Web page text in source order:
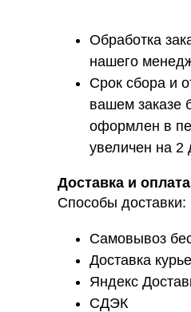
Обработка
нашего
Срок сбора и
вашем заказе
оформлен в
увеличен на 2
Доставка и оплата
Способы доставки:
Самовывоз
Доставка
Яндекс
СДЭК